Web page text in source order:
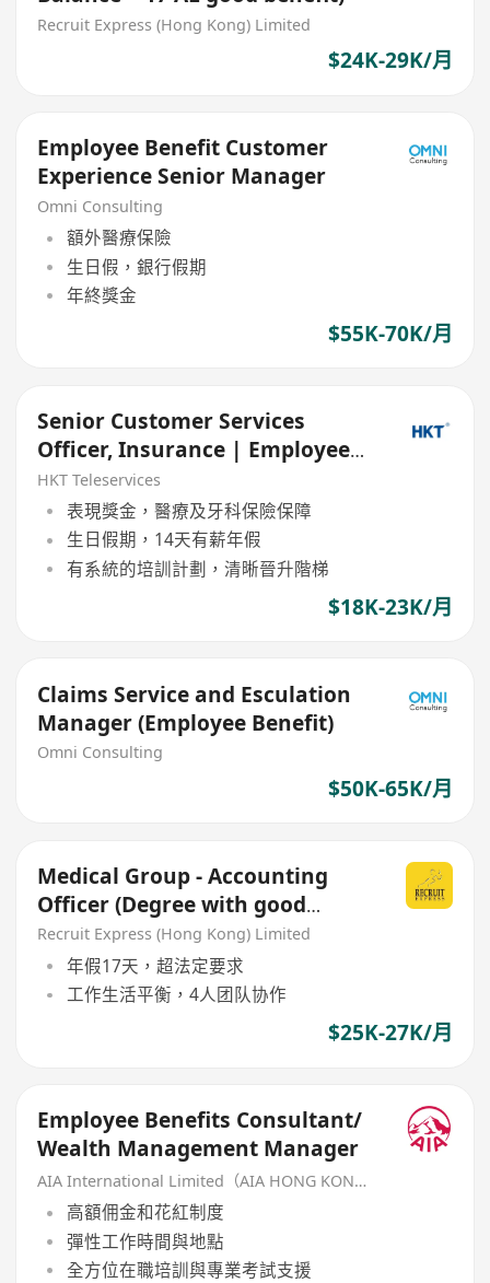
Recruit Express (Hong Kong) Limited
$24K-29K/月
Employee Benefit Customer
Experience Senior Manager
Omni Consulting
額外醫療保險
生日假，銀行假期
年終獎金
$55K-70K/月
Senior Customer Services
Officer, Insurance | Employee
Benefit Client Support
HKT Teleservices
表現獎金，醫療及牙科保險保障
生日假期，14天有薪年假
有系統的培訓計劃，清晰晉升階梯
$18K-23K/月
Claims Service and Esculation
Manager (Employee Benefit)
Omni Consulting
$50K-65K/月
Medical Group - Accounting
Officer (Degree with good
benefit)
Recruit Express (Hong Kong) Limited
年假17天，超法定要求
工作生活平衡，4人团队协作
$25K-27K/月
Employee Benefits Consultant/
Wealth Management Manager
AIA International Limited（AIA HONG KONG）
高額佣金和花紅制度
彈性工作時間與地點
全方位在職培訓與專業考試支援